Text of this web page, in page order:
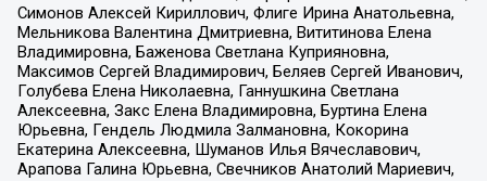
Симонов Алексей Кириллович, Флиге Ирина Анатольевна,
Мельникова Валентина Дмитриевна, Вититинова Елена
Владимировна, Баженова Светлана Куприяновна,
Максимов Сергей Владимирович, Беляев Сергей Иванович,
Голубева Елена Николаевна, Ганнушкина Светлана
Алексеевна, Закс Елена Владимировна, Буртина Елена
Юрьевна, Гендель Людмила Залмановна, Кокорина
Екатерина Алексеевна, Шуманов Илья Вячеславович,
Арапова Галина Юрьевна, Свечников Анатолий Мариевич,